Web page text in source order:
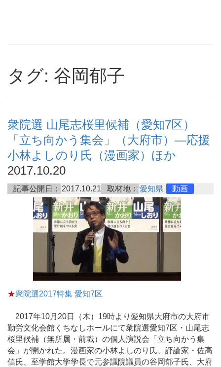
タグ: 谷岡郁子
衆院選 山尾志桜里候補（愛知7区）
「立ち向かう集会」（大府市）―応援
小林よしのり氏（漫画家）ほか
2017.10.20
記事公開日： 2017.10.21 取材地： 愛知県 動画
★衆院選2017特集 愛知7区
2017年10月20日（木）19時より愛知県大府市の大府市
勤労文化会館くちなしホールにて衆院選愛知7区・山尾志
桜里候補（無所属・前職）の個人演説会「立ち向かう集
会」が開かれた。漫画家の小林よしのり氏、評論家・佐高
信氏、至学館大学学長で元参議院議員の谷岡郁子氏、大府